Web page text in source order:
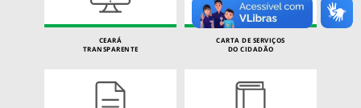
CEARÁ
TRANSPARENTE
CARTA DE SERVIÇOS
DO CIDADÃO